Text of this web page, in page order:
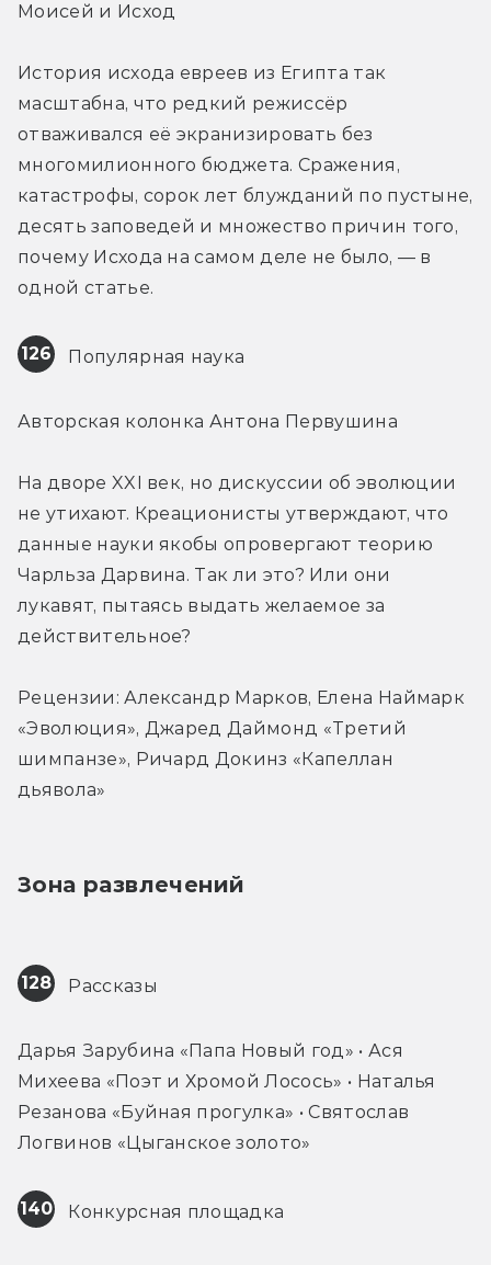
Моисей и Исход
История исхода евреев из Египта так
масштабна, что редкий режиссёр
отваживался её экранизировать без
многомилионного бюджета. Сражения,
катастрофы, сорок лет блужданий по пустыне,
десять заповедей и множество причин того,
почему Исхода на самом деле не было, — в
одной статье.
126 Популярная наука
Авторская колонка Антона Первушина
На дворе XXI век, но дискуссии об эволюции
не утихают. Креационисты утверждают, что
данные науки якобы опровергают теорию
Чарльза Дарвина. Так ли это? Или они
лукавят, пытаясь выдать желаемое за
действительное?
Рецензии: Александр Марков, Елена Наймарк
«Эволюция», Джаред Даймонд «Третий
шимпанзе», Ричард Докинз «Капеллан
дьявола»
Зона развлечений
128 Рассказы
Дарья Зарубина «Папа Новый год» • Ася
Михеева «Поэт и Хромой Лосось» • Наталья
Резанова «Буйная прогулка» • Святослав
Логвинов «Цыганское золото»
140 Конкурсная площадка